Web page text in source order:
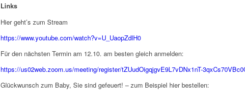
Links
Hier geht’s zum Stream
https://www.youtube.com/watch?v=U_UaopZdlH0
Für den nächsten Termin am 12.10. am besten gleich anmelden:
https://us02web.zoom.us/meeting/register/tZUudOigqjgvE9L7vDNx1nT-
Glückwunsch zum Baby, Sie sind gefeuert! – zum Beispiel hier bestellen: